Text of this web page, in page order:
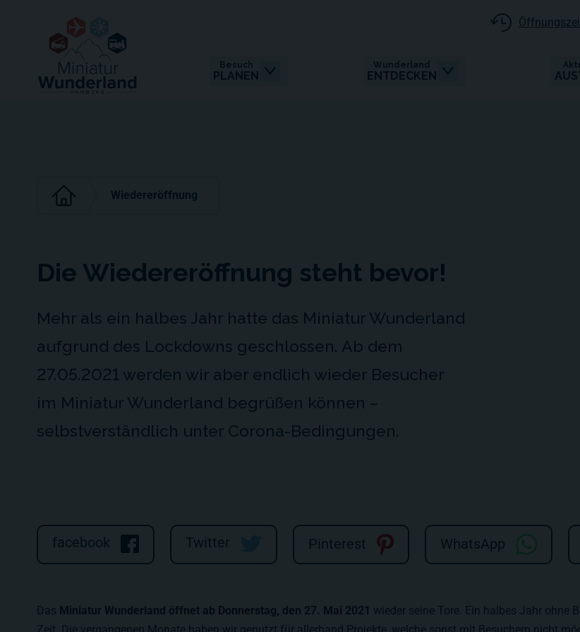
Besuch
PLANEN
Wunderland
ENTDECKEN
Wiedereröffnung
Die Wiedereröffnung steht bevor!
Mehr als ein halbes Jahr hatte das Miniatur Wunderland
aufgrund des Lockdowns geschlossen. Ab dem
27.05.2021 werden wir aber endlich wieder Besucher
im Miniatur Wunderland begrüßen können –
selbstverständlich unter Corona-Bedingungen.
facebook Twitter Pinterest WhatsApp
Das Miniatur Wunderland öffnet ab Donnerstag, den 27. Mai 2021 wieder seine Tore. Ein halbes Jahr ohne